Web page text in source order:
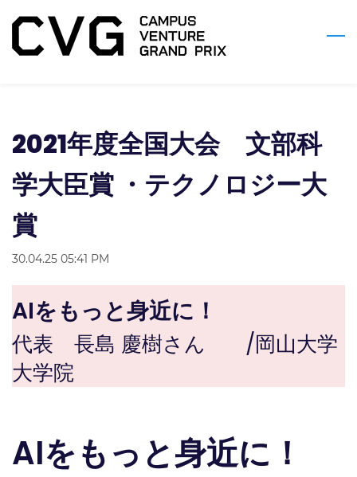
main
2021年度全国大会 文部科
学大臣賞 ・テクノロジー大
賞
30.04.25 05:41 PM
AIをもっと身近に！
代表 長島 慶樹さん /岡山大学
大学院
AIをもっと身近に！